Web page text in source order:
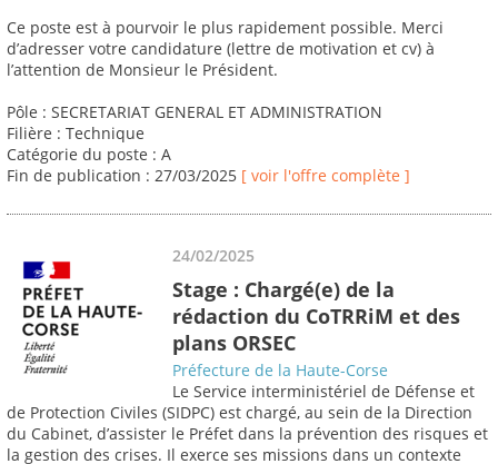
Ce poste est à pourvoir le plus rapidement possible. Merci
d’adresser votre candidature (lettre de motivation et cv) à
l’attention de Monsieur le Président.
Pôle : SECRETARIAT GENERAL ET ADMINISTRATION
Filière : Technique
Catégorie du poste : A
Fin de publication : 27/03/2025 [ voir l'offre complète ]
24/02/2025
Stage : Chargé(e) de la
rédaction du CoTRRiM et des
plans ORSEC
Préfecture de la Haute-Corse
Le Service interministériel de Défense et
de Protection Civiles (SIDPC) est chargé, au sein de la Direction
du Cabinet, d’assister le Préfet dans la prévention des risques et
la gestion des crises. Il exerce ses missions dans un contexte